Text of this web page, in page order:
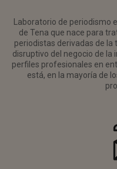
Laboratorio de periodismo
de Tena que nace para
periodistas derivadas de
disruptivo del negocio de la
perfiles profesionales en
está, en la mayoría de